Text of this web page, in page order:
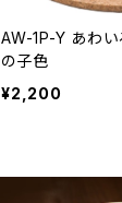
AW-1P-Y あわいろ カップ 鳥
の子色
¥2,200